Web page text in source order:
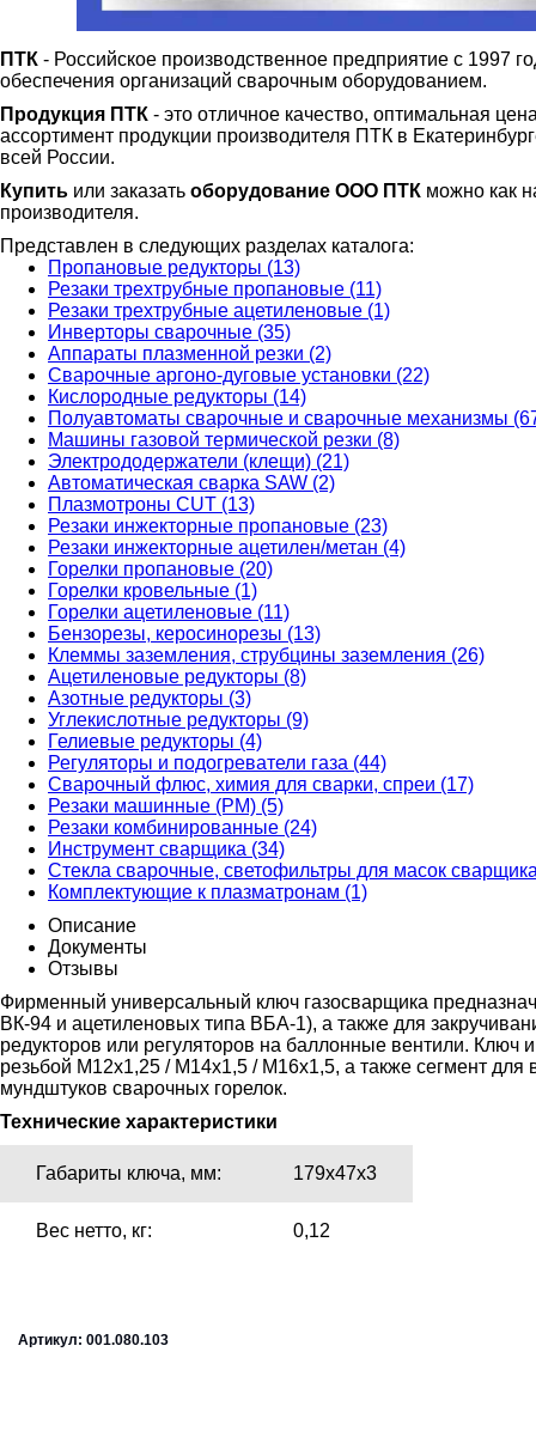
ПТК - Российское производственное предприятие с 1997
обеспечения организаций сварочным оборудованием.
Продукция ПТК - это отличное качество, оптимальная
ассортимент продукции производителя ПТК в
всей России.
Купить или заказать оборудование ООО ПТК можно как
производителя.
Представлен в следующих разделах каталога:
Пропановые редукторы (13)
Резаки трехтрубные пропановые (11)
Резаки трехтрубные ацетиленовые (1)
Инверторы сварочные (35)
Аппараты плазменной резки (2)
Сварочные аргоно-дуговые установки (22)
Кислородные редукторы (14)
Полуавтоматы сварочные и сварочные механизмы
Машины газовой термической резки (8)
Электрододержатели (клещи) (21)
Автоматическая сварка SAW (2)
Плазмотроны CUT (13)
Резаки инжекторные пропановые (23)
Резаки инжекторные ацетилен/метан (4)
Горелки пропановые (20)
Горелки кровельные (1)
Горелки ацетиленовые (11)
Бензорезы, керосинорезы (13)
Клеммы заземления, струбцины заземления (26)
Ацетиленовые редукторы (8)
Азотные редукторы (3)
Углекислотные редукторы (9)
Гелиевые редукторы (4)
Регуляторы и подогреватели газа (44)
Сварочный флюс, химия для сварки, спреи (17)
Резаки машинные (РМ) (5)
Резаки комбинированные (24)
Инструмент сварщика (34)
Стекла сварочные, светофильтры для масок
Комплектующие к плазматронам (1)
Описание
Документы
Отзывы
Фирменный универсальный ключ газосварщика
ВК-94 и ацетиленовых типа ВБА-1), а также для
редукторов или регуляторов на баллонные вентили. Ключ
резьбой М12х1,25 / М14х1,5 / М16х1,5, а также сегмент для
мундштуков сварочных горелок.
Технические характеристики
Габариты ключа, мм: 179х47х3
Вес нетто, кг: 0,12
Артикул: 001.080.103